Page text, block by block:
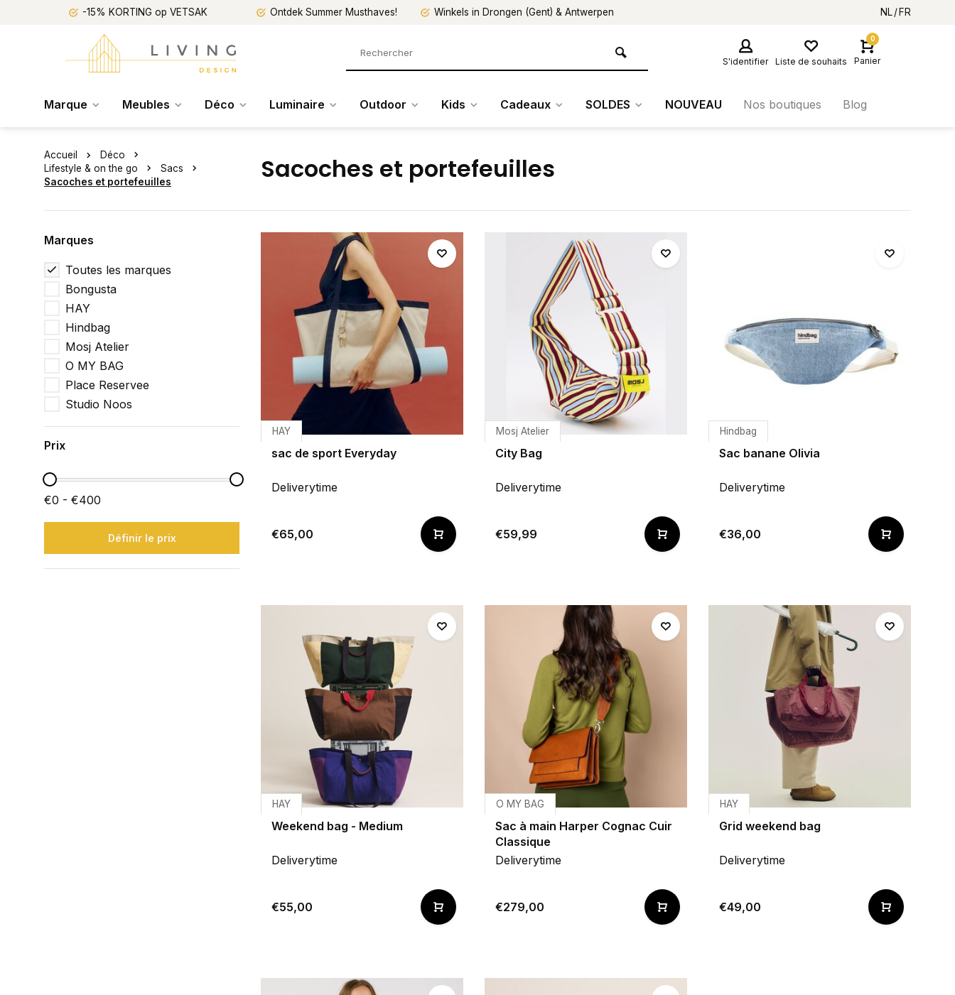
-15% KORTING op VETSAK Ontdek Summer Musthaves! Winkels in Drongen (Gent) & Antwerpen NL FR
S'identifier Liste de souhaits
0
Panier
Marque Meubles Déco Luminaire Outdoor Kids Cadeaux SOLDES NOUVEAU Nos boutiques Blog
Accueil
Déco
Lifestyle & on the go
Sacs
Sacoches et portefeuilles
Sacoches et portefeuilles
Marques
Toutes les marques
Bongusta
HAY
Hindbag
Mosj Atelier
O MY BAG
Place Reservee
Studio Noos
Prix
€0 - €400
Définir le prix
HAY
sac de sport Everyday
Deliverytime
€65,00
Mosj Atelier
City Bag
Deliverytime
€59,99
Hindbag
Sac banane Olivia
Deliverytime
€36,00
HAY
Weekend bag - Medium
Deliverytime
€55,00
O MY BAG
Sac à main Harper Cognac Cuir
Classique
Deliverytime
€279,00
HAY
Grid weekend bag
Deliverytime
€49,00